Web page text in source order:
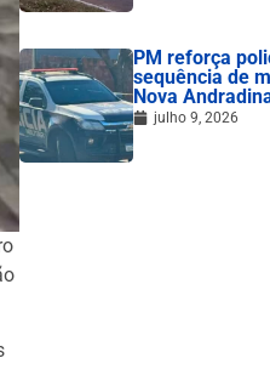
PM reforça
sequência de
Nova
julho 9, 2026